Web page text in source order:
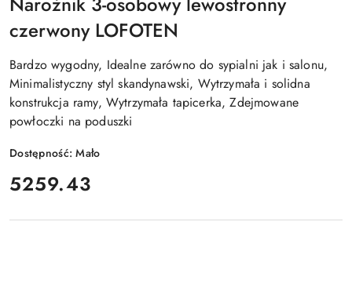
czerwony LOFOTEN
Bardzo wygodny, Idealne zarówno do sypialni jak i salonu,
Minimalistyczny styl skandynawski, Wytrzymała i solidna
konstrukcja ramy, Wytrzymała tapicerka, Zdejmowane
powłoczki na poduszki
Dostępność:Mało
cena:
5259.43